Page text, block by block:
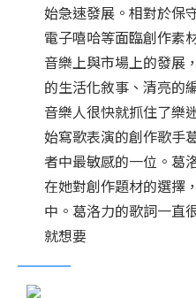
始急速發展。相對於保
電子嘻哈等面臨創作素
音樂上與市場上的發展
的生活化敘事、清亮的
音樂人很快就抓住了樂
始寫歌表演的創作歌手
者中最敏感的一位。葛
在她對創作題材的選擇
中。葛洛力的歌詞一直
就想要